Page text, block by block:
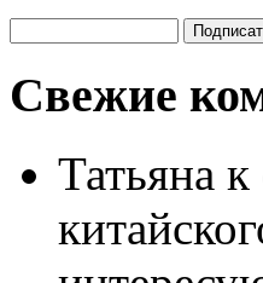
Свежие
Татьяна к